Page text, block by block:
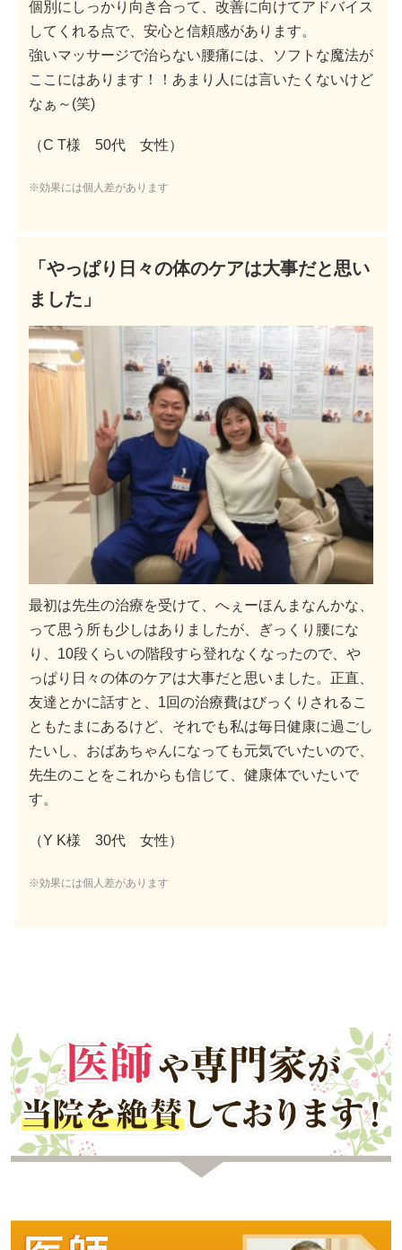
個別にしっかり向き合って、改善に向けてアドバイス
してくれる点で、安心と信頼感があります。
強いマッサージで治らない腰痛には、ソフトな魔法が
ここにはあります！！あまり人には言いたくないけど
なぁ～(笑)
（C T様 50代 女性）
※効果には個人差があります
「やっぱり日々の体のケアは大事だと思い
ました」
最初は先生の治療を受けて、へぇーほんまなんかな、
って思う所も少しはありましたが、ぎっくり腰にな
り、10段くらいの階段すら登れなくなったので、や
っぱり日々の体のケアは大事だと思いました。 正直、
友達とかに話すと、1回の治療費はびっくりされるこ
ともたまにあるけど、それでも私は毎日健康に過ごし
たいし、おばあちゃんになっても元気でいたいので、
先生のことをこれからも信じて、健康体でいたいで
す。
（Y K様 30代 女性）
※効果には個人差があります